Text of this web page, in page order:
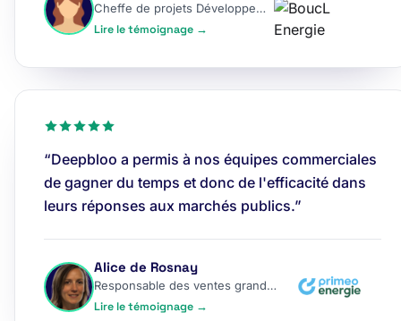
Cheffe de projets Développement
Lire le témoignage →
“Deepbloo a permis à nos équipes commerciales
de gagner du temps et donc de l'efficacité dans
leurs réponses aux marchés publics.”
Alice de Rosnay
Responsable des ventes grands comptes
Lire le témoignage →